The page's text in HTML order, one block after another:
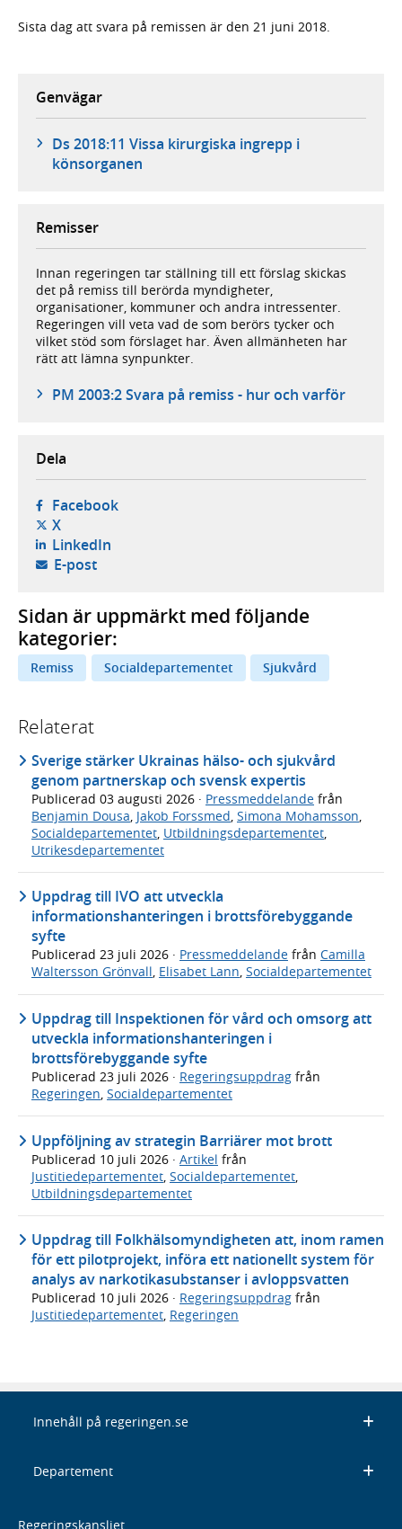
Sista dag att svara på remissen är den 21 juni 2018.
Genvägar
Ds 2018:11 Vissa kirurgiska ingrepp i
könsorganen
Remisser
Innan regeringen tar ställning till ett förslag skickas
det på remiss till berörda myndigheter,
organisationer, kommuner och andra intressenter.
Regeringen vill veta vad de som berörs tycker och
vilket stöd som förslaget har. Även allmänheten har
rätt att lämna synpunkter.
PM 2003:2 Svara på remiss - hur och varför
Dela
Facebook- öppnas i ny flik, extern webbplats,
X- öppnas i ny flik, extern webbplats,
LinkedIn- öppnas i ny flik, extern webbplats,
E-post- öppnar din e-postklient,
Sidan är uppmärkt med följande
kategorier:
Remiss Socialdepartementet Sjukvård
Relaterat
Sverige stärker Ukrainas hälso- och sjukvård
genom partnerskap och svensk expertis
Publicerad 03 augusti 2026 · Pressmeddelande från
Benjamin Dousa Jakob Forssmed Simona Mohamsson
Socialdepartementet Utbildningsdepartementet
Utrikesdepartementet
Uppdrag till IVO att utveckla
informationshanteringen i brottsförebyggande
syfte
Publicerad 23 juli 2026 · Pressmeddelande från Camilla
Waltersson Grönvall, Elisabet Lann, Socialdepartementet
Uppdrag till Inspektionen för vård och omsorg att
utveckla informationshanteringen i
brottsförebyggande syfte
Publicerad 23 juli 2026 · Regeringsuppdrag från
Regeringen, Socialdepartementet
Uppföljning av strategin Barriärer mot brott
Publicerad 10 juli 2026 · Artikel från
Justitiedepartementet Socialdepartementet
Utbildningsdepartementet
Uppdrag till Folkhälsomyndigheten att, inom ramen
för ett pilotprojekt, införa ett nationellt system för
analys av narkotikasubstanser i avloppsvatten
Publicerad 10 juli 2026 · Regeringsuppdrag från
Justitiedepartementet, Regeringen
Innehåll på regeringen.se
Departement
Regeringskansliet